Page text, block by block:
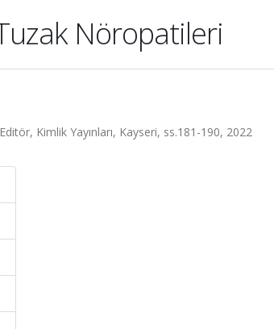
Nöropatileri
Kimlik Yayınları, Kayseri, ss.181-190, 2022